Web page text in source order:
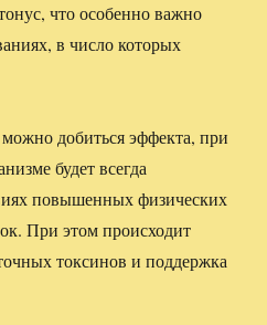
что особенно важно
в число которых
добиться эффекта, при
будет всегда
повышенных физических
При этом происходит
токсинов и поддержка